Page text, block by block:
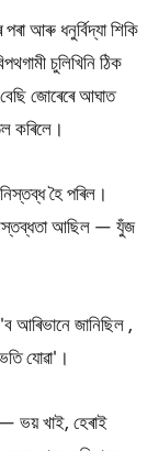
আৰু ধনুৰ্বিদ্যা শিকি
চুলিখিনি ঠিক
জোৰেৰে আঘাত
কৰিলে।
হৈ পৰিল।
আছিল — যুঁজ
আৰিভানে জানিছিল ,
যোৱা'।
ভয় খাই, হেৰাই